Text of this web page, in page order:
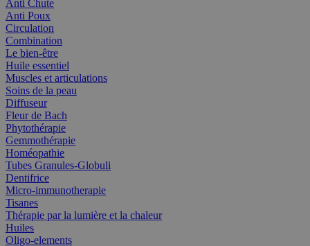
Anti Chute
Anti Poux
Circulation
Combination
Le bien-être
Huile essentiel
Muscles et articulations
Soins de la peau
Diffuseur
Fleur de Bach
Phytothérapie
Gemmothérapie
Homéopathie
Tubes Granules-Globuli
Dentifrice
Micro-immunotherapie
Tisanes
Thérapie par la lumière et la chaleur
Huiles
Oligo-elements